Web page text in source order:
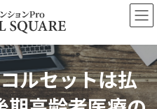
ルセットは払